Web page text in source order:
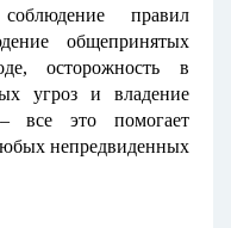
правил
общепринятых
осторожность в
угроз и владение
все это помогает
непредвиденных